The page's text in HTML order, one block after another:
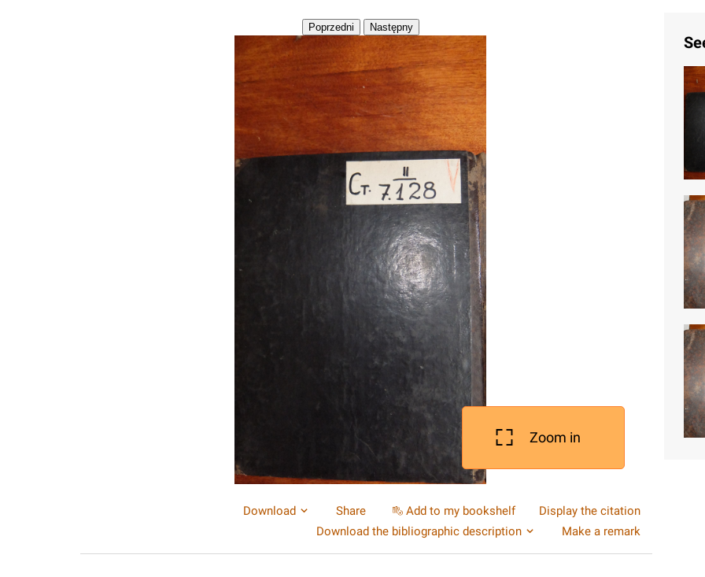
Zoom in
Download Share Add to my bookshelf
Display the citation
Download the bibliographic description
Make a remark